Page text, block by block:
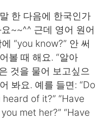
한 다음에 한국인가
~~^^ 근데 영어 원어
“you know?” 안 써
볼 때 해요. “알아
것을 물어 보고싶으
봐요. 예를 들면: “Do
of it?” “Have
met her?” “Have